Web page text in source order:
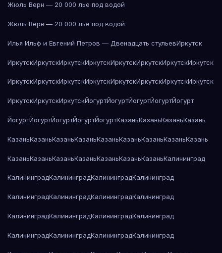
Жюль Верн — 20 000 лье под водой
Жюль Верн — 20 000 лье под водой
Илья Ильф и Евгений Петров — Двенадцать стульевИркутск
ИркутскИркутскИркутскИркутскИркутскИркутскИркутскИркутск
ИркутскИркутскИркутскИркутскИркутскИркутскИркутскИркутск
ИркутскИркутскИркутскЙогуртЙогуртЙогуртЙогуртЙогурт
ЙогуртЙогуртЙогуртЙогуртЙогуртКазаньКазаньКазаньКазань
КазаньКазаньКазаньКазаньКазаньКазаньКазаньКазаньКазань
КазаньКазаньКазаньКазаньКазаньКазаньКазаньКалининград
КалининградКалининградКалининградКалининград
КалининградКалининградКалининградКалининград
КалининградКалининградКалининградКалининград
КалининградКалининградКалининградКалининград